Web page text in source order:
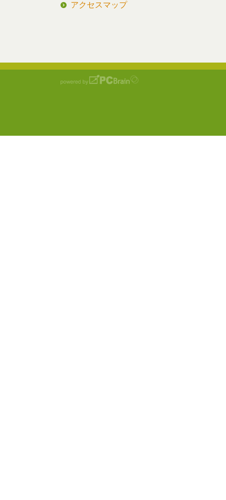
アクセスマップ